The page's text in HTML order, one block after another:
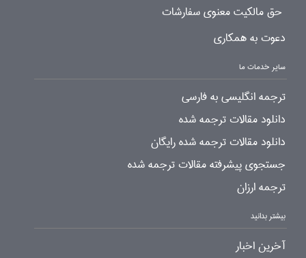
حق مالکیت معنوی سفارشات
دعوت به همکاری
سایر خدمات ما
ترجمه انگلیسی به فارسی
دانلود مقالات ترجمه شده
دانلود مقالات ترجمه شده رایگان
جستجوی پیشرفته مقالات ترجمه شده
ترجمه ارزان
بیشتر بدانید
آخرین اخبار